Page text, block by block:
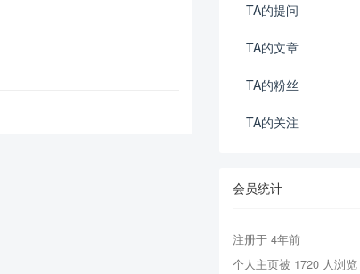
TA的提问
TA的文章
TA的粉丝
TA的关注
会员统计
注册于 4年前
个人主页被 1720 人浏览